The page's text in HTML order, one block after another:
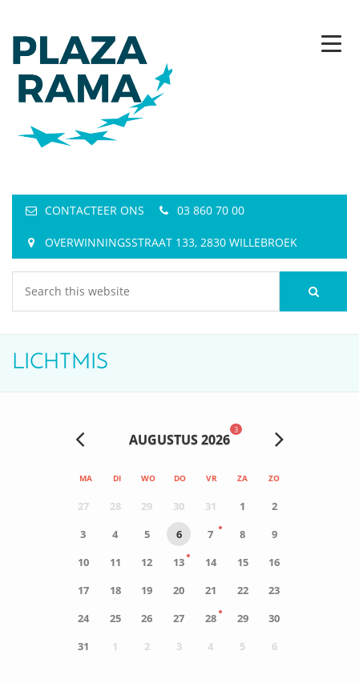
CONTACTEER ONS 03 860 70 00
OVERWINNINGSSTRAAT 133, 2830 WILLEBROEK
LICHTMIS
AUGUSTUS 2026
3
MA DI WO DO VR ZA ZO
27 28 29 30 31 1
2
3
4 5 6 7 8
9
10
11 12 13 14 15
16
17
18 19 20 21 22
23
24
25 26 27 28 29
30
31
1 2 3 4 5 6